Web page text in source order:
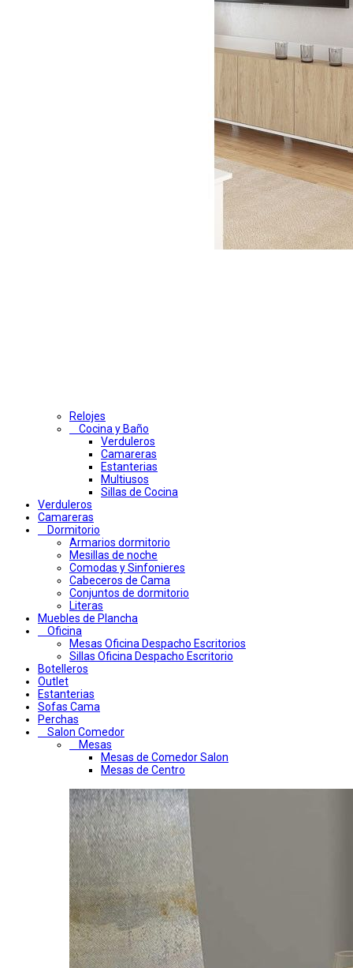
Relojes
Cocina y Baño
Verduleros
Camareras
Estanterias
Multiusos
Sillas de Cocina
Verduleros
Camareras
Dormitorio
Armarios dormitorio
Mesillas de noche
Comodas y Sinfonieres
Cabeceros de Cama
Conjuntos de dormitorio
Literas
Muebles de Plancha
Oficina
Mesas Oficina Despacho Escritorios
Sillas Oficina Despacho Escritorio
Botelleros
Outlet
Estanterias
Sofas Cama
Perchas
Salon Comedor
Mesas
Mesas de Comedor Salon
Mesas de Centro